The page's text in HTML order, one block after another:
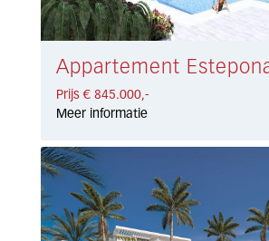
Prijs € 845.000,-
Meer informatie